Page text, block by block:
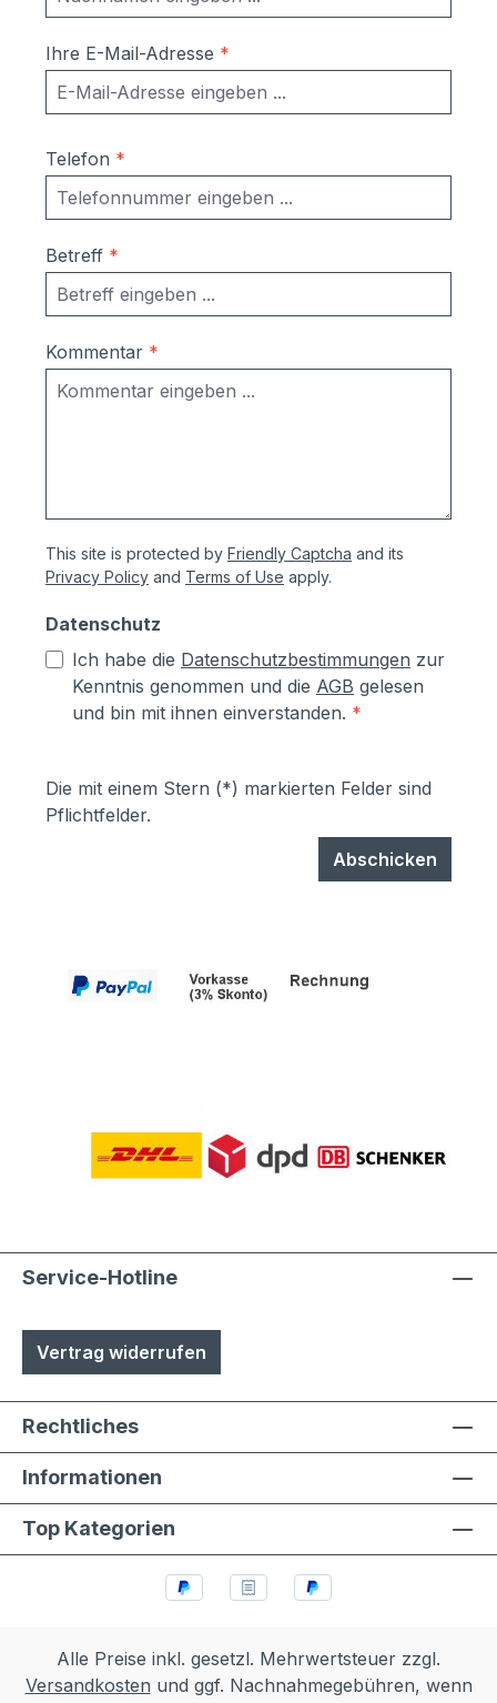
Ihre E-Mail-Adresse *
Telefon *
Betreff *
Kommentar *
This site is protected by Friendly Captcha and its
Privacy Policy and Terms of Use apply.
Datenschutz
Ich habe die Datenschutzbestimmungen zur
Kenntnis genommen und die AGB gelesen
und bin mit ihnen einverstanden. *
Die mit einem Stern (*) markierten Felder sind
Pflichtfelder.
Abschicken
Service-Hotline
Vertrag widerrufen
Rechtliches
Informationen
Top Kategorien
Alle Preise inkl. gesetzl. Mehrwertsteuer zzgl.
Versandkosten und ggf. Nachnahmegebühren, wenn